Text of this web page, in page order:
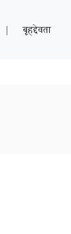
| बृहद्देवता